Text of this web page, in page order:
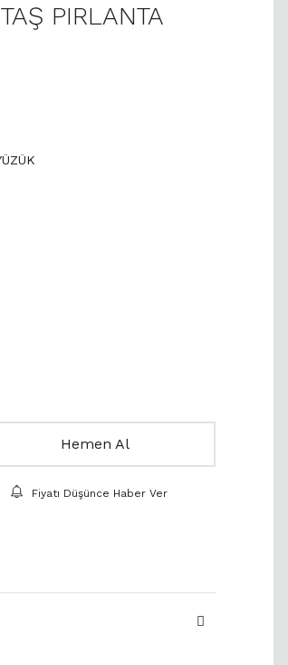
PIRLANTA
Hemen Al
Fiyatı Düşünce Haber Ver